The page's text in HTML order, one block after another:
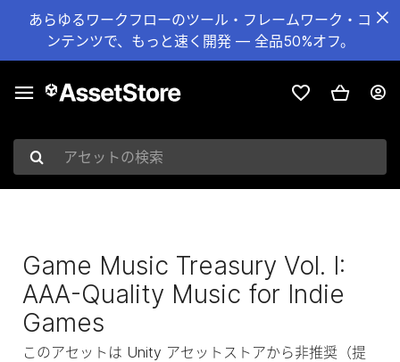
あらゆるワークフローのツール・フレームワーク・コ
ンテンツで、もっと速く開発 — 全品50%オフ。
アセットの検索
Game Music Treasury Vol. I:
AAA-Quality Music for Indie
Games
このアセットは Unity アセットストアから非推奨（提